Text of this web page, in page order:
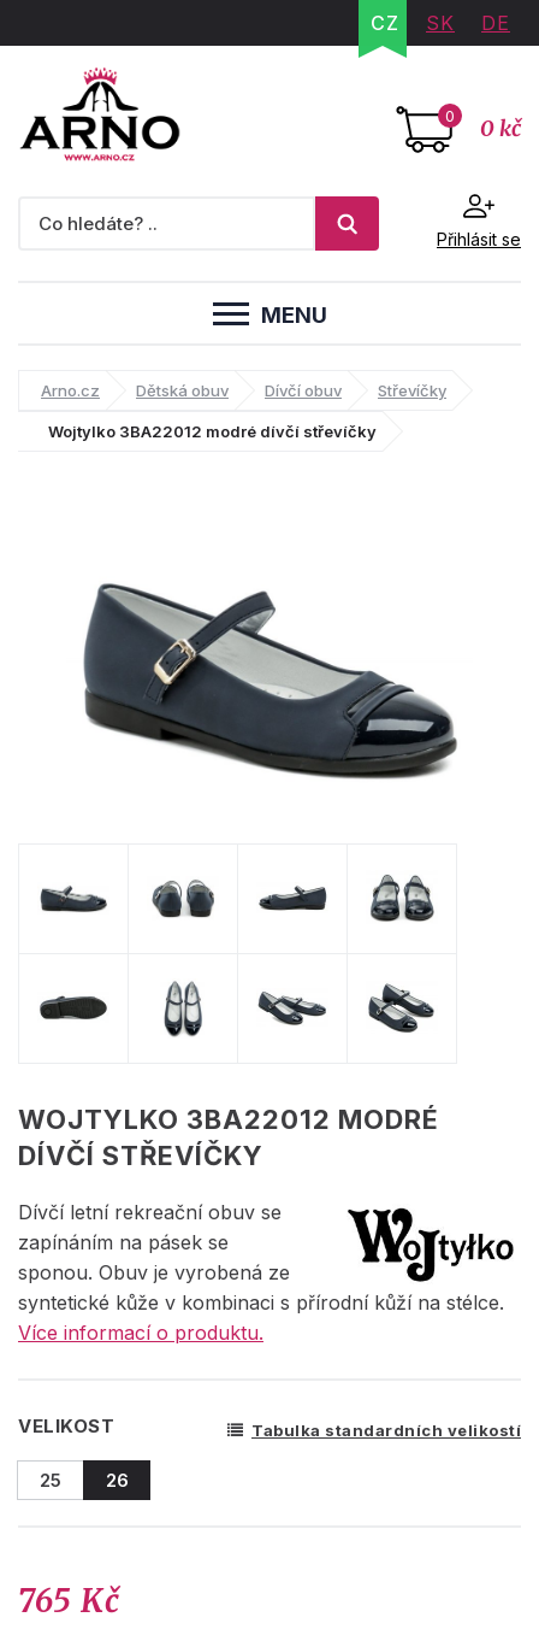
CZ SK DE
0 0 kč
Přihlásit se
MENU
Arno.cz Dětská obuv Dívčí obuv Střevíčky
Wojtylko 3BA22012 modré dívčí střevíčky
WOJTYLKO 3BA22012 MODRÉ
DÍVČÍ STŘEVÍČKY
Dívčí letní rekreační obuv se
zapínáním na pásek se
sponou. Obuv je vyrobená ze
syntetické kůže v kombinaci s přírodní kůží na stélce.
Více informací o produktu.
VELIKOST Tabulka standardních velikostí
25 26
765 Kč